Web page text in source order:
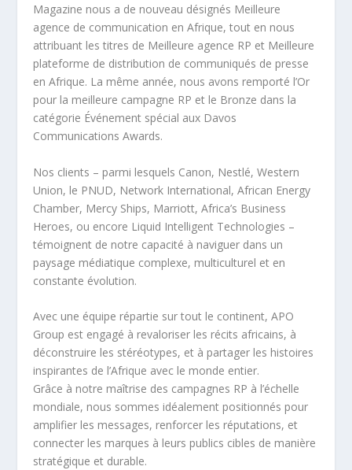
Magazine nous a de nouveau désignés Meilleure
agence de communication en Afrique, tout en nous
attribuant les titres de Meilleure agence RP et Meilleure
plateforme de distribution de communiqués de presse
en Afrique. La même année, nous avons remporté l’Or
pour la meilleure campagne RP et le Bronze dans la
catégorie Événement spécial aux Davos
Communications Awards.
Nos clients – parmi lesquels Canon, Nestlé, Western
Union, le PNUD, Network International, African Energy
Chamber, Mercy Ships, Marriott, Africa’s Business
Heroes, ou encore Liquid Intelligent Technologies –
témoignent de notre capacité à naviguer dans un
paysage médiatique complexe, multiculturel et en
constante évolution.
Avec une équipe répartie sur tout le continent, APO
Group est engagé à revaloriser les récits africains, à
déconstruire les stéréotypes, et à partager les histoires
inspirantes de l’Afrique avec le monde entier.
Grâce à notre maîtrise des campagnes RP à l’échelle
mondiale, nous sommes idéalement positionnés pour
amplifier les messages, renforcer les réputations, et
connecter les marques à leurs publics cibles de manière
stratégique et durable.